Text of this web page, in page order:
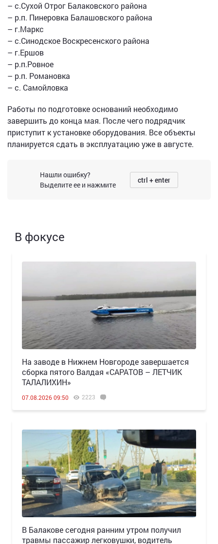
– с.Сухой Отрог Балаковского района
– р.п. Пинеровка Балашовского района
– г.Маркс
– с.Синодское Воскресенского района
– г.Ершов
– р.п.Ровное
– р.п. Романовка
– с. Самойловка
Работы по подготовке оснований необходимо
завершить до конца мая. После чего подрядчик
приступит к установке оборудования. Все объекты
планируется сдать в эксплуатацию уже в августе.
Нашли ошибку?
Выделите ее и нажмите
ctrl + enter
В фокусе
Н️а заводе в Нижнем Новгороде завершается
сборка пятого Валдая «САРАТОВ – ЛЕТЧИК
ТАЛАЛИХИН»
07.08.2026 09:50 2223
В Балакове сегодня ранним утром получил
травмы пассажир легковушки, водитель